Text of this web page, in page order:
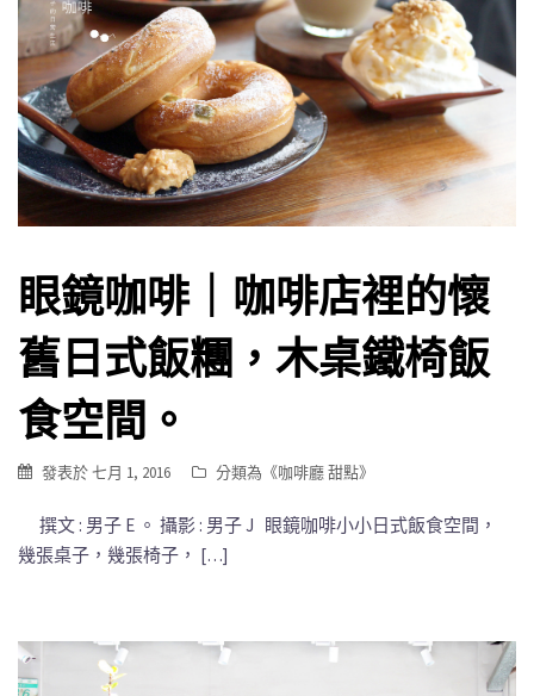
眼鏡咖啡｜咖啡店裡的懷
舊日式飯糰，木桌鐵椅飯
食空間。
發表於七月 1, 2016 分類為《咖啡廳 甜點》
撰文 : 男子 E 。 攝影 : 男子 J 眼鏡咖啡小小日式飯食空間，
幾張桌子，幾張椅子， […]